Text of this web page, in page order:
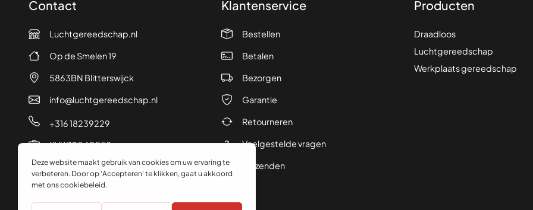
Contact
Luchtgereedschap.nl
Op de Smelen 19
5863BN Blitterswijck
info@luchtgereedschap.nl
+316 18239229
KVK 70240558
Klantenservice
Bestellen
Betalen
Bezorgen
Garantie
Retourneren
Veelgestelde vragen
Verzenden
Producten
Draadloos
Luchtgereedschap
Werkplaats gereedschap